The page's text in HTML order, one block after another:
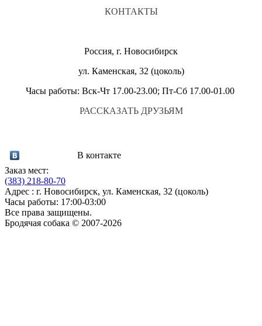
КОНТАКТЫ
Россия, г. Новосибирск
ул. Каменская, 32 (цоколь)
Часы работы: Вск-Чт 17.00-23.00; Пт-Сб 17.00-01.00
РАССКАЗАТЬ ДРУЗЬЯМ
В контакте
Заказ мест:
(383) 218-80-70
Адрес : г. Новосибирск, ул. Каменская, 32 (цоколь)
Часы работы: 17:00-03:00
Все права защищены.
Бродячая собака © 2007-2026